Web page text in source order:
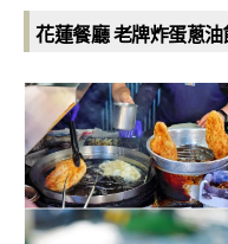
花蓮餐廳 老牌炸蛋蔥油